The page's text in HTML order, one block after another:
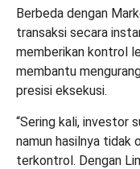
Berbeda dengan
transaksi secara
memberikan kontrol
membantu
presisi eksekusi.
“Sering kali, investor
namun hasilnya tidak
terkontrol. Dengan